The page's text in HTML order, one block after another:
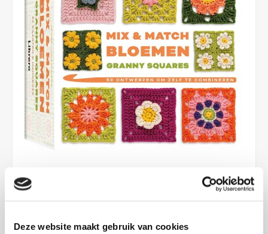
Deze website maakt gebruik van cookies
NIET LEVERBAAR